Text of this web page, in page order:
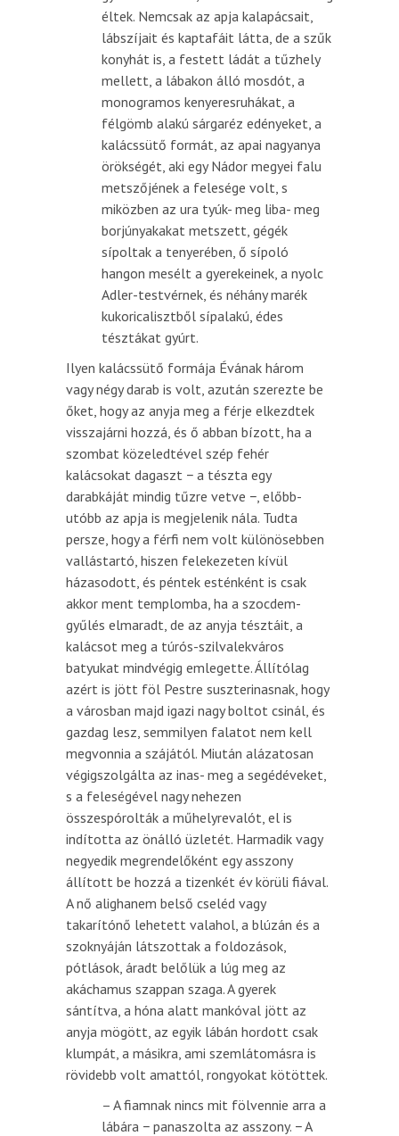
éltek. Nemcsak az apja kalapácsait,
lábszíjait és kaptafáit látta, de a szűk
konyhát is, a festett ládát a tűzhely
mellett, a lábakon álló mosdót, a
monogramos kenyeresruhákat, a
félgömb alakú sárgaréz edényeket, a
kalácssütő formát, az apai nagyanya
örökségét, aki egy Nádor megyei falu
metszőjének a felesége volt, s
miközben az ura tyúk- meg liba- meg
borjúnyakakat metszett, gégék
sípoltak a tenyerében, ő sípoló
hangon mesélt a gyerekeinek, a nyolc
Adler-testvérnek, és néhány marék
kukoricalisztből sípalakú, édes
tésztákat gyúrt.
Ilyen kalácssütő formája Évának három
vagy négy darab is volt, azután szerezte be
őket, hogy az anyja meg a férje elkezdtek
visszajárni hozzá, és ő abban bízott, ha a
szombat közeledtével szép fehér
kalácsokat dagaszt − a tészta egy
darabkáját mindig tűzre vetve −, előbb-
utóbb az apja is megjelenik nála. Tudta
persze, hogy a férfi nem volt különösebben
vallástartó, hiszen felekezeten kívül
házasodott, és péntek esténként is csak
akkor ment templomba, ha a szocdem-
gyűlés elmaradt, de az anyja tésztáit, a
kalácsot meg a túrós-szilvalekváros
batyukat mindvégig emlegette. Állítólag
azért is jött föl Pestre suszterinasnak, hogy
a városban majd igazi nagy boltot csinál, és
gazdag lesz, semmilyen falatot nem kell
megvonnia a szájától. Miután alázatosan
végigszolgálta az inas- meg a segédéveket,
s a feleségével nagy nehezen
összespórolták a műhelyrevalót, el is
indította az önálló üzletét. Harmadik vagy
negyedik megrendelőként egy asszony
állított be hozzá a tizenkét év körüli fiával.
A nő alighanem belső cseléd vagy
takarítónő lehetett valahol, a blúzán és a
szoknyáján látszottak a foldozások,
pótlások, áradt belőlük a lúg meg az
akáchamus szappan szaga. A gyerek
sántítva, a hóna alatt mankóval jött az
anyja mögött, az egyik lábán hordott csak
klumpát, a másikra, ami szemlátomásra is
rövidebb volt amattól, rongyokat kötöttek.
– A fiamnak nincs mit fölvennie arra a
lábára − panaszolta az asszony. − A